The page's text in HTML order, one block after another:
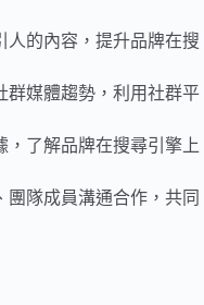
人的內容，提升品牌在搜
群媒體趨勢，利用社群平
，了解品牌在搜尋引擎上
團隊成員溝通合作，共同